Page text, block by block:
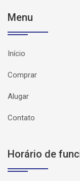
Menu
Início
Comprar
Alugar
Contato
Horário de